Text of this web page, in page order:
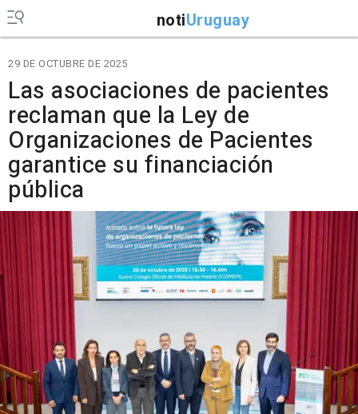
notiUruguay
29 DE OCTUBRE DE 2025
Las asociaciones de pacientes
reclaman que la Ley de
Organizaciones de Pacientes
garantice su financiación
pública